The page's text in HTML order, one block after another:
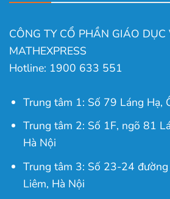
CÔNG TY CỔ PHẦN GIÁO
MATHEXPRESS
Hotline: 1900 633 551
Trung tâm 1: Số 79 Láng Hạ,
Trung tâm 2: Số 1F, ngõ 81
Hà Nội
Trung tâm 3: Số 23-24
Liêm, Hà Nội